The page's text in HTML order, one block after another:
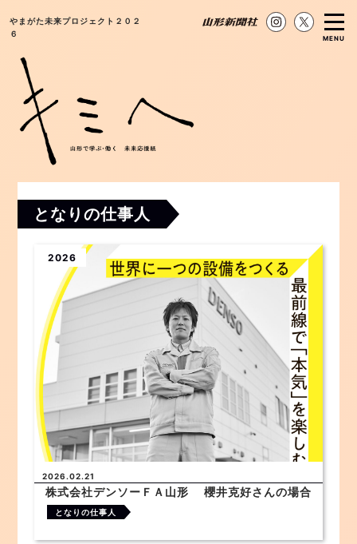
やまがた未来プロジェクト２０２
６
MENU
となりの仕事人
2026
2026.02.21
株式会社デンソーＦＡ山形 櫻井克好さんの場合
となりの仕事人